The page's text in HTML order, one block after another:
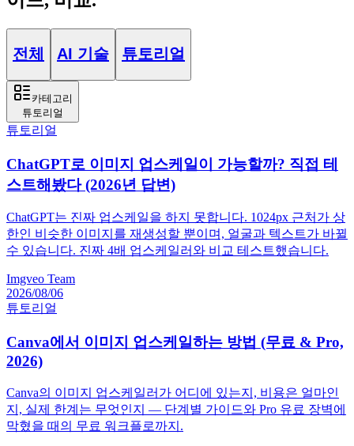
전체 AI 기술 튜토리얼
카테고리
튜토리얼
튜토리얼
ChatGPT로 이미지 업스케일이 가능할까? 직접 테
스트해봤다 (2026년 답변)
ChatGPT는 진짜 업스케일을 하지 못합니다. 1024px 근처가 상
한인 비슷한 이미지를 재생성할 뿐이며, 얼굴과 텍스트가 바뀔
수 있습니다. 진짜 4배 업스케일러와 비교 테스트했습니다.
Imgveo Team
2026/08/06
튜토리얼
Canva에서 이미지 업스케일하는 방법 (무료 & Pro,
2026)
Canva의 이미지 업스케일러가 어디에 있는지, 비용은 얼마인
지, 실제 한계는 무엇인지 — 단계별 가이드와 Pro 유료 장벽에
막혔을 때의 무료 워크플로까지.